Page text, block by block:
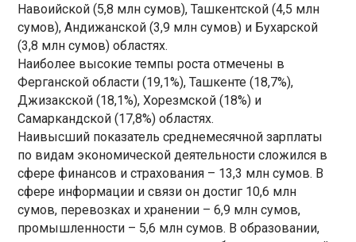
Навоийской (5,8 млн сумов), Ташкентской (4,5 млн
сумов), Андижанской (3,9 млн сумов) и Бухарской
(3,8 млн сумов) областях.
Наиболее высокие темпы роста отмечены в
Ферганской области (19,1%), Ташкенте (18,7%),
Джизакской (18,1%), Хорезмской (18%) и
Самаркандской (17,8%) областях.
Наивысший показатель среднемесячной зарплаты
по видам экономической деятельности сложился в
сфере финансов и страхования – 13,3 млн cумов. В
сфере информации и связи он достиг 10,6 млн
cумов, перевозках и хранении – 6,9 млн cумов,
промышленности – 5,6 млн cумов. В образовании,